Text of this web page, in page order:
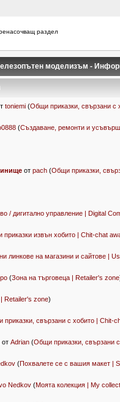
раздел
моделизъм -
toniemi (Общи приказки, свързани с
(Създаване, ремонти и
отpach (Общи приказки,
/ дигитално управление | Digital
извън хобито | Chit-chat
линкове на магазини и сайтове |
(Зона на търговеца | Retailer's zone
Retailer's zone)
приказки, свързани с хобито | Chit-
отAdrian (Общи приказки, свързани
(Похвалете се с вашия макет |
Nedkov (Моята колекция | My